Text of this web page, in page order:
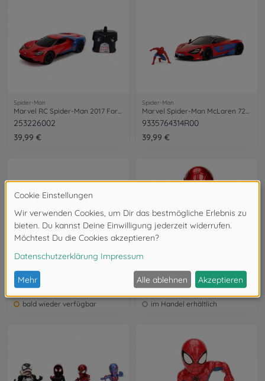
Spider-Man
Marvel RC Spider-Man 2017 Ford GT 1:16
253226002
39,99 €
Spider-Man
Marvel Spider-Man McLaren 720S 1:24
9335764314R00
39,99 €
Spider-Man
9399725314R00
bald wieder verfügbar
Spider-Man
253221005
im Handel erhältlich